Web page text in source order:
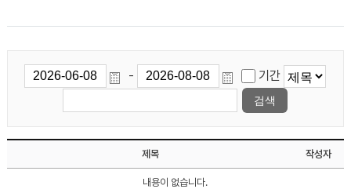
- 기간
제목 작성자
내용이 없습니다.